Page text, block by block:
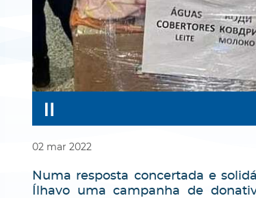
02 mar 2022
Numa resposta concertada e
Ílhavo uma campanha de